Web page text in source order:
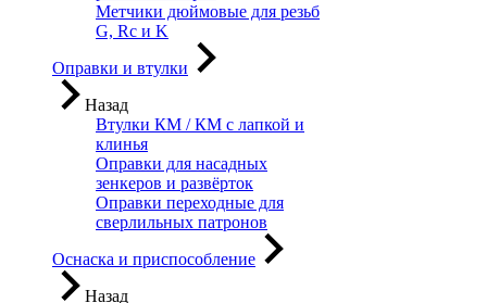
Метчики дюймовые для резьб
G, Rc и K
Оправки и втулки
Назад
Втулки КМ / КМ с лапкой и
клинья
Оправки для насадных
зенкеров и развёрток
Оправки переходные для
сверлильных патронов
Оснаска и приспособление
Назад